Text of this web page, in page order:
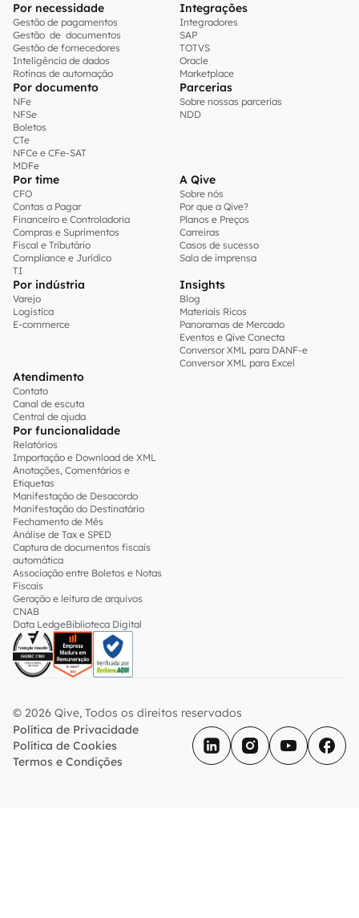
Por necessidade
Gestão de pagamentos
Gestão de documentos
Gestão de fornecedores
Inteligência de dados
Rotinas de automação
Integrações
Integradores
SAP
TOTVS
Oracle
Marketplace
Por documento
NFe
NFSe
Boletos
CTe
NFCe e CFe-SAT
MDFe
Parcerias
Sobre nossas parcerias
NDD
Por time
CFO
Contas a Pagar
Financeiro e Controladoria
Compras e Suprimentos
Fiscal e Tributário
Compliance e Jurídico
TI
A Qive
Sobre nós
Por que a Qive?
Planos e Preços
Carreiras
Casos de sucesso
Sala de imprensa
Por indústria
Varejo
Logística
E-commerce
Insights
Blog
Materiais Ricos
Panoramas de Mercado
Eventos e Qive Conecta
Conversor XML para DANF-e
Conversor XML para Excel
Atendimento
Contato
Canal de escuta
Central de ajuda
Por funcionalidade
Relatórios
Importação e Download de XML
Anotações, Comentários e
Etiquetas
Manifestação de Desacordo
Manifestação do Destinatário
Fechamento de Mês
Análise de Tax e SPED
Captura de documentos fiscais
automática
Associação entre Boletos e Notas
Fiscais
Geração e leitura de arquivos
CNAB
Data LedgeBiblioteca Digital
© 2026 Qive, Todos os direitos reservados
Política de Privacidade
Política de Cookies
Termos e Condições